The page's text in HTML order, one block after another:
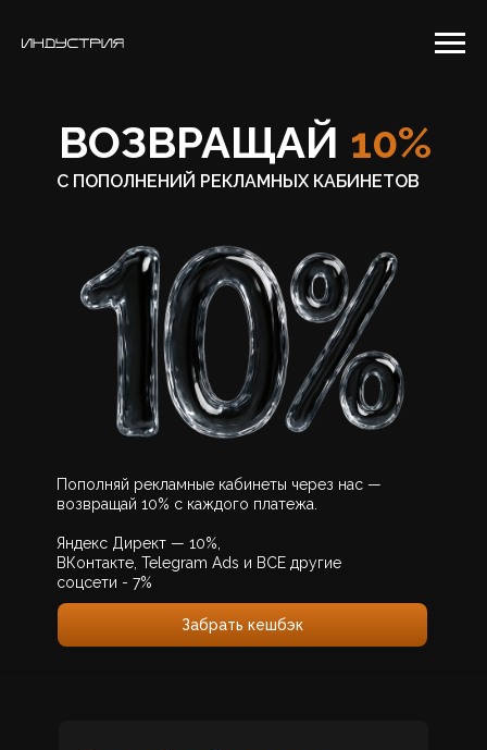
ВОЗВРАЩАЙ 10%
С ПОПОЛНЕНИЙ РЕКЛАМНЫХ КАБИНЕТОВ
Пополняй рекламные кабинеты через нас —
возвращай 10% с каждого платежа.
Яндекс Директ — 10%,
ВКонтакте, Telegram Ads и ВСЕ другие
соцсети - 7%
Забрать кешбэк